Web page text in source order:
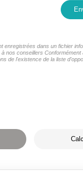
enregistrées dans un fichier
nos conseillers
de l'existence de la liste